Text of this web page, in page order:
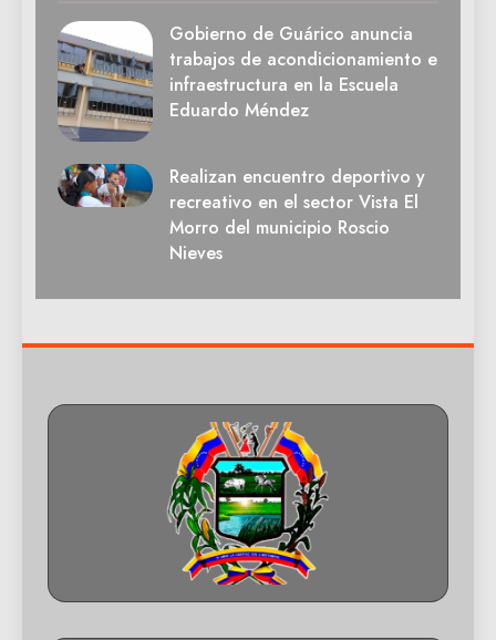
Gobierno de Guárico anuncia
trabajos de acondicionamiento e
infraestructura en la Escuela
Eduardo Méndez
Realizan encuentro deportivo y
recreativo en el sector Vista El
Morro del municipio Roscio
Nieves